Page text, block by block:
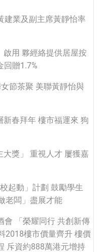
建業及副主席黃靜怡率
用 夥經絡提供居屋按
回贈1.7%
女節茶聚 美聯黃靜怡與
春拜年 樓市福運來 狗
大獎」 重視人才 屢獲嘉
起動」計劃 鼓勵學生
老闆」盡展才能
會 「榮耀同行 共創新傳
2018樓市價量齊升 樓價
斥資約888萬港元增持